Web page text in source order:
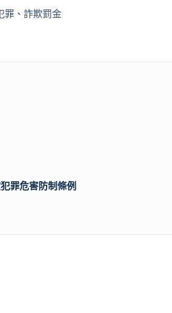
罪、詐欺罰金
罪危害防制條例